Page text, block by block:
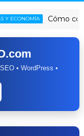
Cómo consultar
• WordPress •